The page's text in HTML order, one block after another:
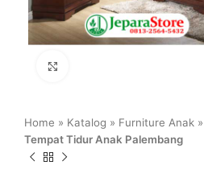
Home » Katalog » Furniture Anak »
Tempat Tidur Anak Palembang